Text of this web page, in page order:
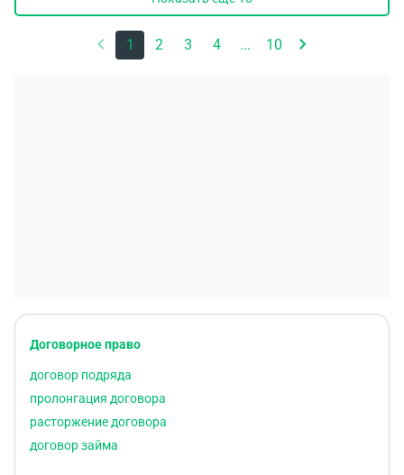
1 2 3 4 ... 10
Договорное право
договор подряда
пролонгация договора
расторжение договора
договор займа